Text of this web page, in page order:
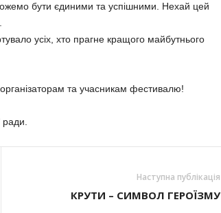
бути єдиними та успішними. Нехай цей
усіх, хто прагне кращого майбутнього
та учасникам фестивалю!
Наступна публікація
КРУТИ – СИМВОЛ ГЕРОЇЗМУ